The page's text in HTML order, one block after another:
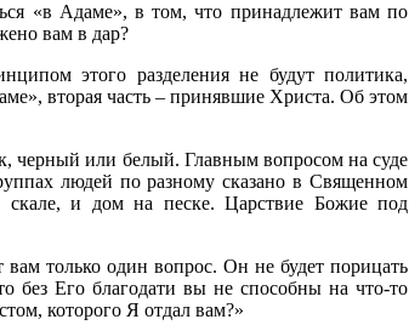
«в Адаме», в том, что принадлежит вам по
вам в дар?
этого разделения не будут политика,
вторая часть – принявшие Христа. Об этом
черный или белый. Главным вопросом на суде
людей по разному сказано в Священном
и дом на песке. Царствие Божие под
только один вопрос. Он не будет порицать
без Его благодати вы не способны на что-то
которого Я отдал вам?»